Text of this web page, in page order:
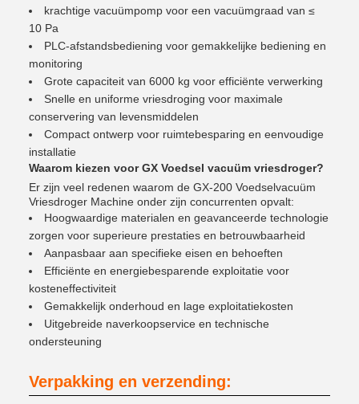
krachtige vacuümpomp voor een vacuümgraad van ≤
10 Pa
PLC-afstandsbediening voor gemakkelijke bediening en
monitoring
Grote capaciteit van 6000 kg voor efficiënte verwerking
Snelle en uniforme vriesdroging voor maximale
conservering van levensmiddelen
Compact ontwerp voor ruimtebesparing en eenvoudige
installatie
Waarom kiezen voor GX Voedsel vacuüm vriesdroger?
Er zijn veel redenen waarom de GX-200 Voedselvacuüm
Vriesdroger Machine onder zijn concurrenten opvalt:
Hoogwaardige materialen en geavanceerde technologie
zorgen voor superieure prestaties en betrouwbaarheid
Aanpasbaar aan specifieke eisen en behoeften
Efficiënte en energiebesparende exploitatie voor
kosteneffectiviteit
Gemakkelijk onderhoud en lage exploitatiekosten
Uitgebreide naverkoopservice en technische
ondersteuning
Verpakking en verzending: